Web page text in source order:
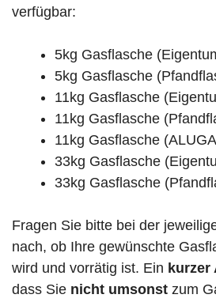
verfügbar:
5kg Gasflasche
5kg Gasflasche
11kg Gasflasche
11kg Gasflasche
11kg Gasflasche
33kg Gasflasche
33kg Gasflasche
Fragen Sie bitte bei der
nach, ob Ihre gewünschte
wird und vorrätig ist. Ein kurzer
dass Sie nicht umsonst zum